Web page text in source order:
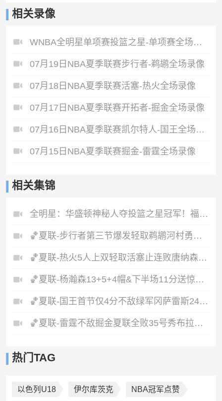
相关录像
WNBA全明星单项赛投篮之星-单项赛全场录像
07月19日NBA夏季联赛步行者-鹈鹕全场录像
07月18日NBA夏季联赛活塞-热火全场录像
07月17日NBA夏季联赛开拓者-掘金全场录像
07月16日NBA夏季联赛凯尔特人-国王全场录像
07月15日NBA夏季联赛掘金-雷霆全场录像
相关集锦
全明星：华盛顿神秘人夺投篮之星冠军！福德夺得三分大赛冠军！
🏀夏联-步行者第三节爆发轻取鹈鹕河村勇辉5+5+12斯劳森22分
🏀夏联-热火5人上双轻取活塞止连败唐纳森20+8+10奥科里27分
🏀夏联-杨瀚森13+5+4帽&下半场11分送惊艳妙传开拓者力克掘金
🏀夏联-国王首节仅4分不敌绿军冈萨雷斯24+10+5塞纳克10+12
🏀夏联-雷霆不敌掘金夏联全败35号秀布拉齐尔32+6马拉14+7+6
热门TAG
以色列U18 伊尔库茨克 NBA冠军点赞